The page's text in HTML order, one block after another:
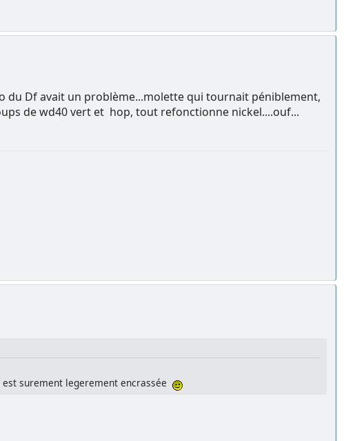
du Df avait un problème...molette qui tournait péniblement,
de wd40 vert et hop, tout refonctionne nickel....ouf...
surement legerement encrassée